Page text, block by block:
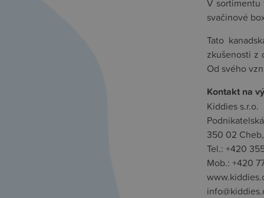
V sortimentu
svačinové
Tato
zkušenosti z
Od svého
Kontakt na
Kiddies s.r.o.
350 02
Tel.: +420
Mob.: +420